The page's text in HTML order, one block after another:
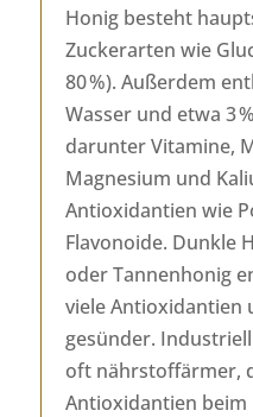
Honig besteht
Zuckerarten wie
80 %). Außerdem
Wasser und etwa 3
darunter Vitamine,
Magnesium und
Antioxidantien wie
Flavonoide. Dunkle
oder Tannenhonig
viele Antioxidantien
gesünder.
oft nährstoffärmer,
Antioxidantien